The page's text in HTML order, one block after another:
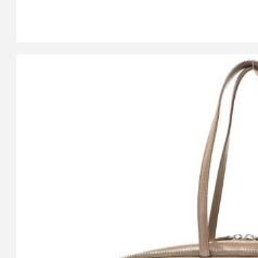
ミナペルホネン×ポーター by
ザーバ